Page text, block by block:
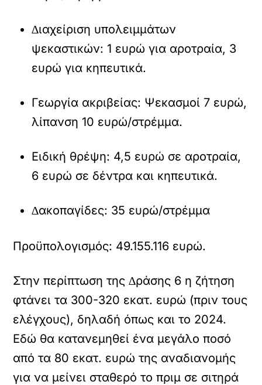
∆ιαχείριση υπολειµµάτων
ψεκαστικών: 1 ευρώ για αροτραία, 3
ευρώ για κηπευτικά.
Γεωργία ακριβείας: Ψεκασµοί 7 ευρώ,
λίπανση 10 ευρώ/στρέµµα.
Ειδική θρέψη: 4,5 ευρώ σε αροτραία,
6 ευρώ σε δέντρα και κηπευτικά.
∆ακοπαγίδες: 35 ευρώ/στρέµµα
Προϋπολογισµός: 49.155.116 ευρώ.
Στην περίπτωση της ∆ράσης 6 η ζήτηση
φτάνει τα 300-320 εκατ. ευρώ (πριν τους
ελέγχους), δηλαδή όπως και το 2024.
Εδώ θα κατανεµηθεί ένα µεγάλο ποσό
από τα 80 εκατ. ευρώ της αναδιανοµής
για να µείνει σταθερό το πριµ σε σιτηρά